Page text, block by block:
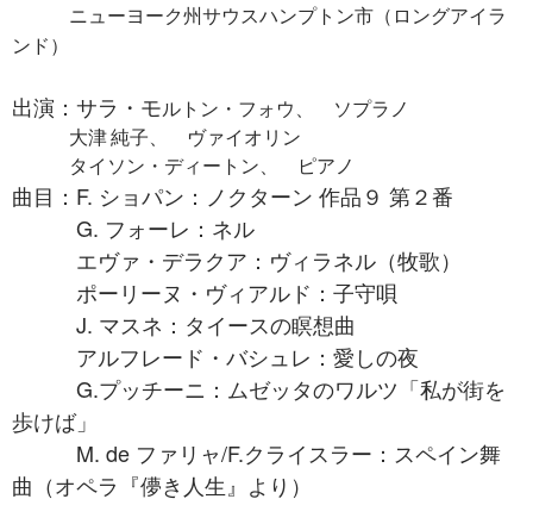
ニューヨーク州サウスハンプトン市（ロングアイラ
ンド）
出演：サラ・モルトン・フォウ、 ソプラノ
大津 純子、 ヴァイオリン
タイソン・ディートン、 ピアノ
曲目：F. ショパン：ノクターン 作品９ 第２番
G. フォーレ：ネル
エヴァ・デラクア：ヴィラネル（牧歌）
ポーリーヌ・ヴィアルド：子守唄
J. マスネ：タイースの瞑想曲
アルフレード・バシュレ：愛しの夜
G.プッチーニ：ムゼッタのワルツ「私が街を
歩けば」
M. de ファリャ/F.クライスラー：スペイン舞
曲（オペラ『儚き人生』より）